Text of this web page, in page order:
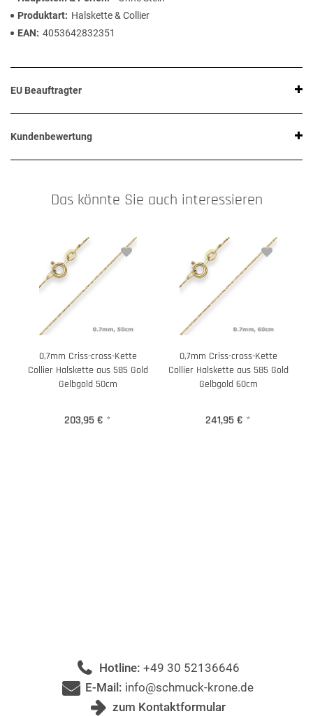
Produktart
Halskette & Collier
EAN
4053642832351
EU Beauftragter
Kundenbewertung
Das könnte Sie auch interessieren
0,7mm Criss-cross-Kette
Collier Halskette aus 585 Gold
Gelbgold 50cm
203,95 € *
0,7mm Criss-cross-Kette
Collier Halskette aus 585 Gold
Gelbgold 60cm
241,95 € *
Hotline: +49 30 52136646
E-Mail: info@schmuck-krone.de
zum Kontaktformular